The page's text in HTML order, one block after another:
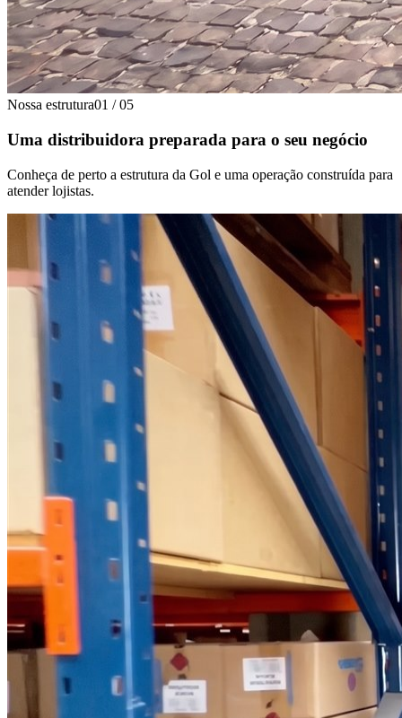
Nossa estrutura01 / 05
Uma distribuidora preparada para o seu negócio
Conheça de perto a estrutura da Gol e uma operação construída para
atender lojistas.